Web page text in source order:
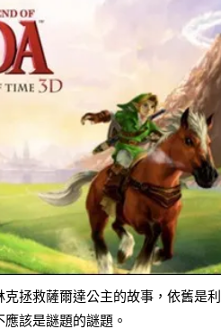
拯救薩爾達公主的故事，依舊是
該是謎題的謎題。